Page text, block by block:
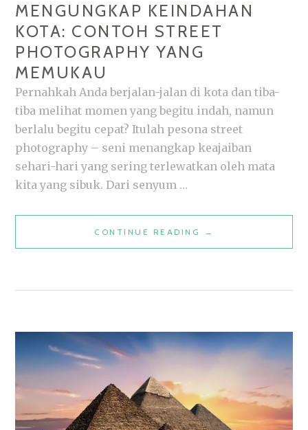
MENGUNGKAP KEINDAHAN
KOTA: CONTOH STREET
PHOTOGRAPHY YANG
MEMUKAU
Pernahkah Anda berjalan-jalan di kota dan tiba-
tiba melihat momen yang begitu indah, namun
berlalu begitu cepat? Itulah pesona street
photography – seni menangkap keajaiban
sehari-hari yang sering terlewatkan oleh mata
kita yang sibuk. Dari senyum …
CONTINUE READING
MENGUNGKAP
KEINDAHAN
YANG
→